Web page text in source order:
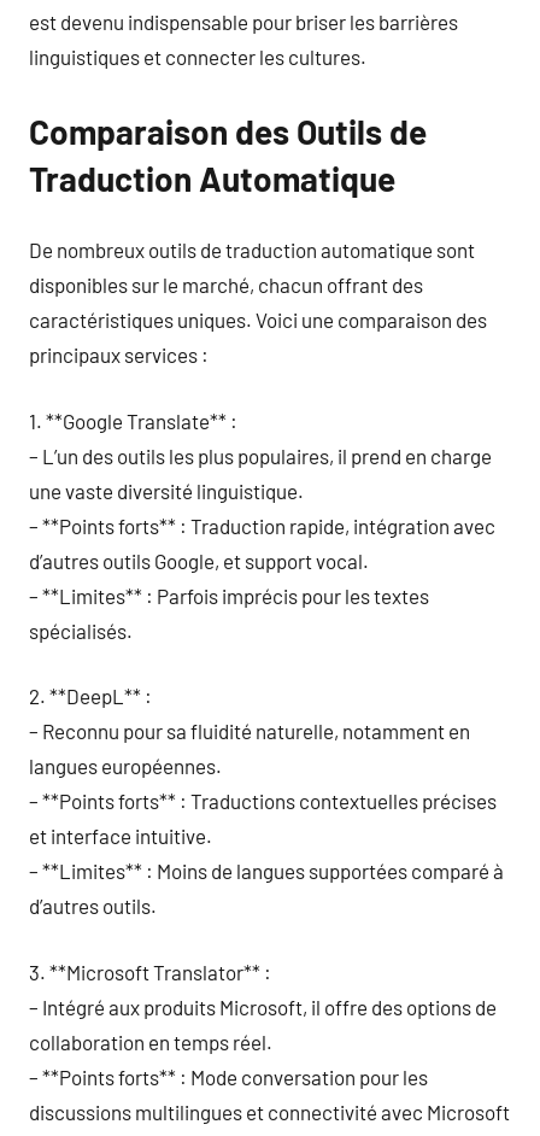
est devenu indispensable pour briser les barrières
linguistiques et connecter les cultures.
Comparaison des Outils de
Traduction Automatique
De nombreux outils de traduction automatique sont
disponibles sur le marché, chacun offrant des
caractéristiques uniques. Voici une comparaison des
principaux services :
1. **Google Translate** :
– L’un des outils les plus populaires, il prend en charge
une vaste diversité linguistique.
– **Points forts** : Traduction rapide, intégration avec
d’autres outils Google, et support vocal.
– **Limites** : Parfois imprécis pour les textes
spécialisés.
2. **DeepL** :
– Reconnu pour sa fluidité naturelle, notamment en
langues européennes.
– **Points forts** : Traductions contextuelles précises
et interface intuitive.
– **Limites** : Moins de langues supportées comparé à
d’autres outils.
3. **Microsoft Translator** :
– Intégré aux produits Microsoft, il offre des options de
collaboration en temps réel.
– **Points forts** : Mode conversation pour les
discussions multilingues et connectivité avec Microsoft